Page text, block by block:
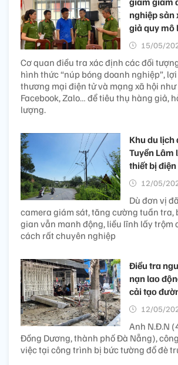
nghiệp sản
giả quy mô
15/05/
Cơ quan điều tra xác định các đối
hình thức “núp bóng doanh nghiệp”,
thương mại điện tử và mạng xã hội như
Facebook, Zalo… để tiêu thụ hàng giả,
lượng.
Khu du lịch
Tuyền Lâm
thiết bị điện
12/05/
Dù đơn vị
camera giám sát, tăng cường tuần tra,
gian vẫn manh động, liều lĩnh lấy trộm
cách rất chuyên nghiệp
Điều tra
nạn lao
cải tạo
12/05/
Anh N.Đ.N
Đồng Dương, thành phố Đà Nẵng),
việc tại công trình bị bức tường đổ đè